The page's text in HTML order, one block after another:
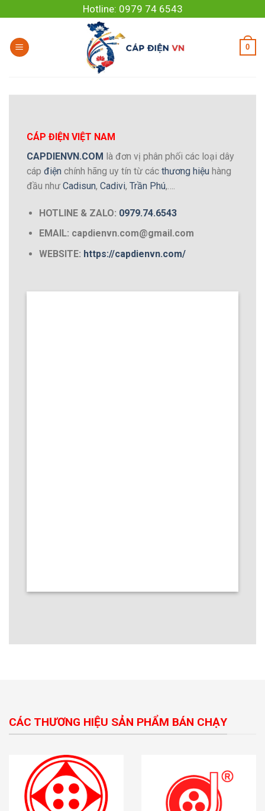
to
content
Hotline: 0979 74 6543
0
CÁP ĐIỆN VIỆT NAM
CAPDIENVN.COM là đơn vị phân phối các loại dây
cáp điện chính hãng uy tín từ các thương hiệu hàng
đầu như Cadisun, Cadivi, Trần Phú,….
HOTLINE & ZALO: 0979.74.6543
EMAIL: capdienvn.com@gmail.com
WEBSITE: https://capdienvn.com/
CÁC THƯƠNG HIỆU SẢN PHẨM BÁN CHẠY